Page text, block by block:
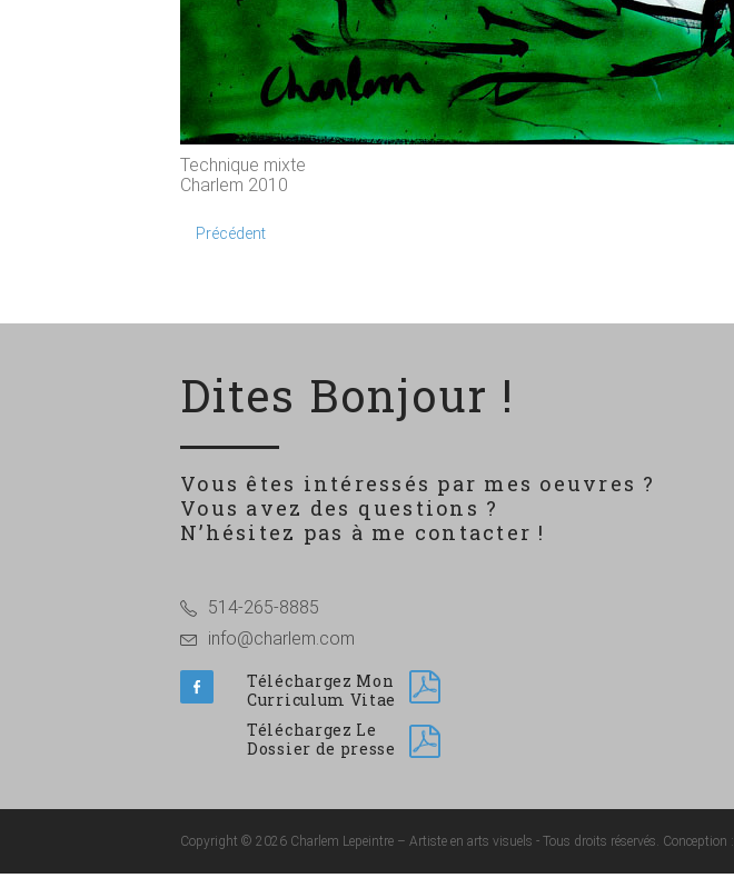
Technique mixte
Charlem 2010
Précédent
Dites Bonjour !
Vous êtes intéressés par mes oeuvres ?
Vous avez des questions ?
N’hésitez pas à me contacter !
514-265-8885
info@charlem.com
Téléchargez Mon
Curriculum Vitae
Téléchargez Le
Dossier de presse
Copyright © 2026 Charlem Lepeintre – Artiste en arts visuels - Tous droits réservés. Conception :